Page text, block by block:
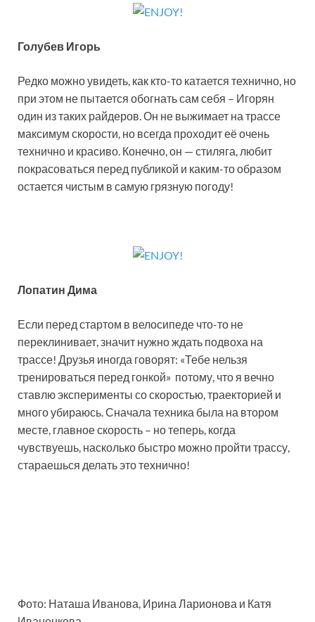
Голубев Игорь
Редко можно увидеть, как кто-то катается технично, но
при этом не пытается обогнать сам себя – Игорян
один из таких райдеров. Он не выжимает на трассе
максимум скорости, но всегда проходит её очень
технично и красиво. Конечно, он — стиляга, любит
покрасоваться перед публикой и каким-то образом
остается чистым в самую грязную погоду!
Лопатин Дима
Если перед стартом в велосипеде что-то не
переклинивает, значит нужно ждать подвоха на
трассе! Друзья иногда говорят: «Тебе нельзя
тренироваться перед гонкой» потому, что я вечно
ставлю эксперименты со скоростью, траекторией и
много убираюсь. Сначала техника была на втором
месте, главное скорость – но теперь, когда
чувствуешь, насколько быстро можно пройти трассу,
стараешься делать это технично!
Фото: Наташа Иванова, Ирина Ларионова и Катя